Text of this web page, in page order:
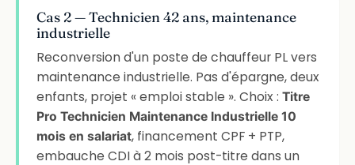
Cas 2 — Technicien 42 ans, maintenance
industrielle
Reconversion d'un poste de chauffeur PL vers
maintenance industrielle. Pas d'épargne, deux
enfants, projet « emploi stable ». Choix :Titre
Pro Technicien Maintenance Industrielle 10
mois en salariat, financement CPF + PTP,
embauche CDI à 2 mois post-titre dans un